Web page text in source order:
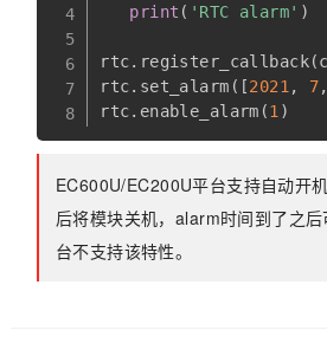
print ( 'RTC alarm' )
rtc. register_callback(
rtc. set_alarm ( [2021 , 7,
rtc. enable_alarm (1 )
EC600U/EC200U平台支持自动开
后将模块关机，alarm时间到了之
台不支持该特性。